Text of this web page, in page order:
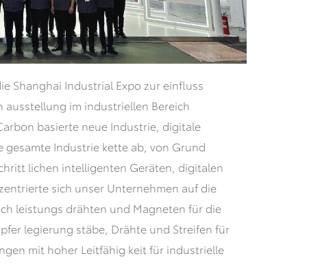
Shanghai Industrial Expo zur einfluss
im industriellen Bereich
basierte neue Industrie, digitale
Industrie kette ab, von Grund
lichen intelligenten Geräten, digitalen
sich unser Unternehmen auf die
leistungs drähten und Magneten für die
legierung stäbe, Drähte und Streifen für
mit hoher Leitfähig keit für industrielle